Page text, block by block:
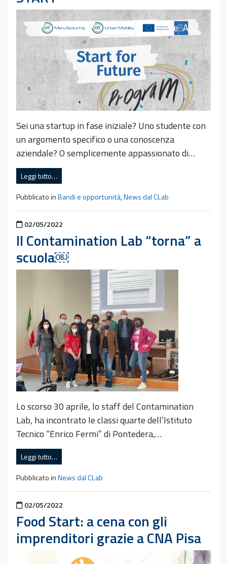
Sei una startup in fase iniziale? Uno studente con
un argomento specifico o una conoscenza
aziendale? O semplicemente appassionato di…
Leggi tutto…
Pubblicato inBandi e opportunità,News dal CLab
Pubblicato il
02/05/2022
Il Contamination Lab “torna” a
scuola￼
Lo scorso 30 aprile, lo staff del Contamination
Lab, ha incontrato le classi quarte dell’Istituto
Tecnico “Enrico Fermi” di Pontedera,…
Leggi tutto…
Pubblicato inNews dal CLab
Pubblicato il
02/05/2022
Food Start: a cena con gli
imprenditori grazie a CNA Pisa